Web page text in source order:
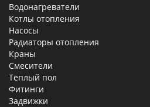
Водонагреватели
Котлы отопления
Насосы
Радиаторы отопления
Краны
Смесители
Теплый пол
Фитинги
Задвижки